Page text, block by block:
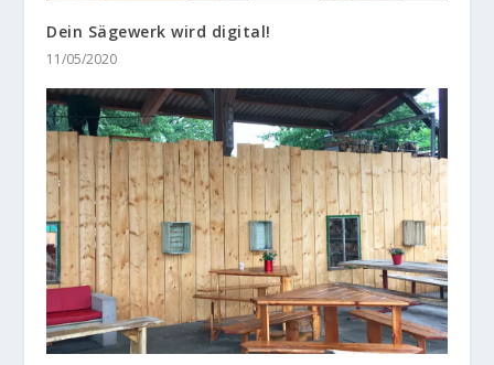
Dein Sägewerk wird digital!
11/05/2020